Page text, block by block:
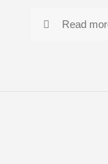
Read